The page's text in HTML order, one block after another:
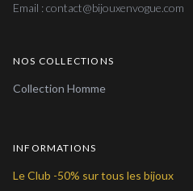
Email : contact@bijouxenvogue.com
NOS COLLECTIONS
Collection Homme
INFORMATIONS
Le Club -50% sur tous les bijoux